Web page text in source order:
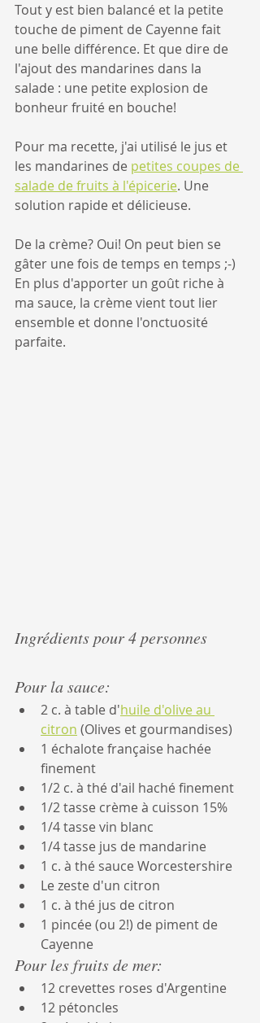
Tout y est bien balancé et la petite
touche de piment de Cayenne fait
une belle différence. Et que dire de
l'ajout des mandarines dans la
salade : une petite explosion de
bonheur fruité en bouche!
Pour ma recette, j'ai utilisé le jus et
les mandarines de petites coupes de
salade de fruits à l'épicerie. Une
solution rapide et délicieuse.
De la crème? Oui! On peut bien se
gâter une fois de temps en temps ;-)
En plus d'apporter un goût riche à
ma sauce, la crème vient tout lier
ensemble et donne l'onctuosité
parfaite.
Ingrédients pour 4 personnes
Pour la sauce:
2 c. à table d'huile d'olive au
citron (Olives et gourmandises)
1 échalote française hachée
finement
1/2 c. à thé d'ail haché finement
1/2 tasse crème à cuisson 15%
1/4 tasse vin blanc
1/4 tasse jus de mandarine
1 c. à thé sauce Worcestershire
Le zeste d'un citron
1 c. à thé jus de citron
1 pincée (ou 2!) de piment de
Cayenne
Pour les fruits de mer:
12 crevettes roses d'Argentine
12 pétoncles